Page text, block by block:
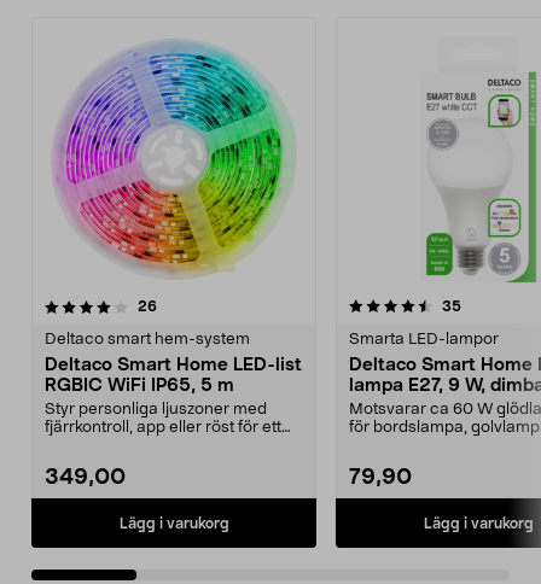
26recensioner
Deltaco smart hem-system
Deltaco Smart Home LED-list
RGBIC WiFi IP65, 5 m
Styr personliga ljuszoner med
fjärrkontroll, app eller röst för ett
349,00
Lägg i varukorg
4.5 av 5 stjärnor 35recensioner
Smarta LED-lampor
Deltaco Smart Home
lampa E27, 9 W,
Motsvarar ca 60 W
för bordslampa,
79,90
Lägg i varukorg
4.5 av 5 stjärnor